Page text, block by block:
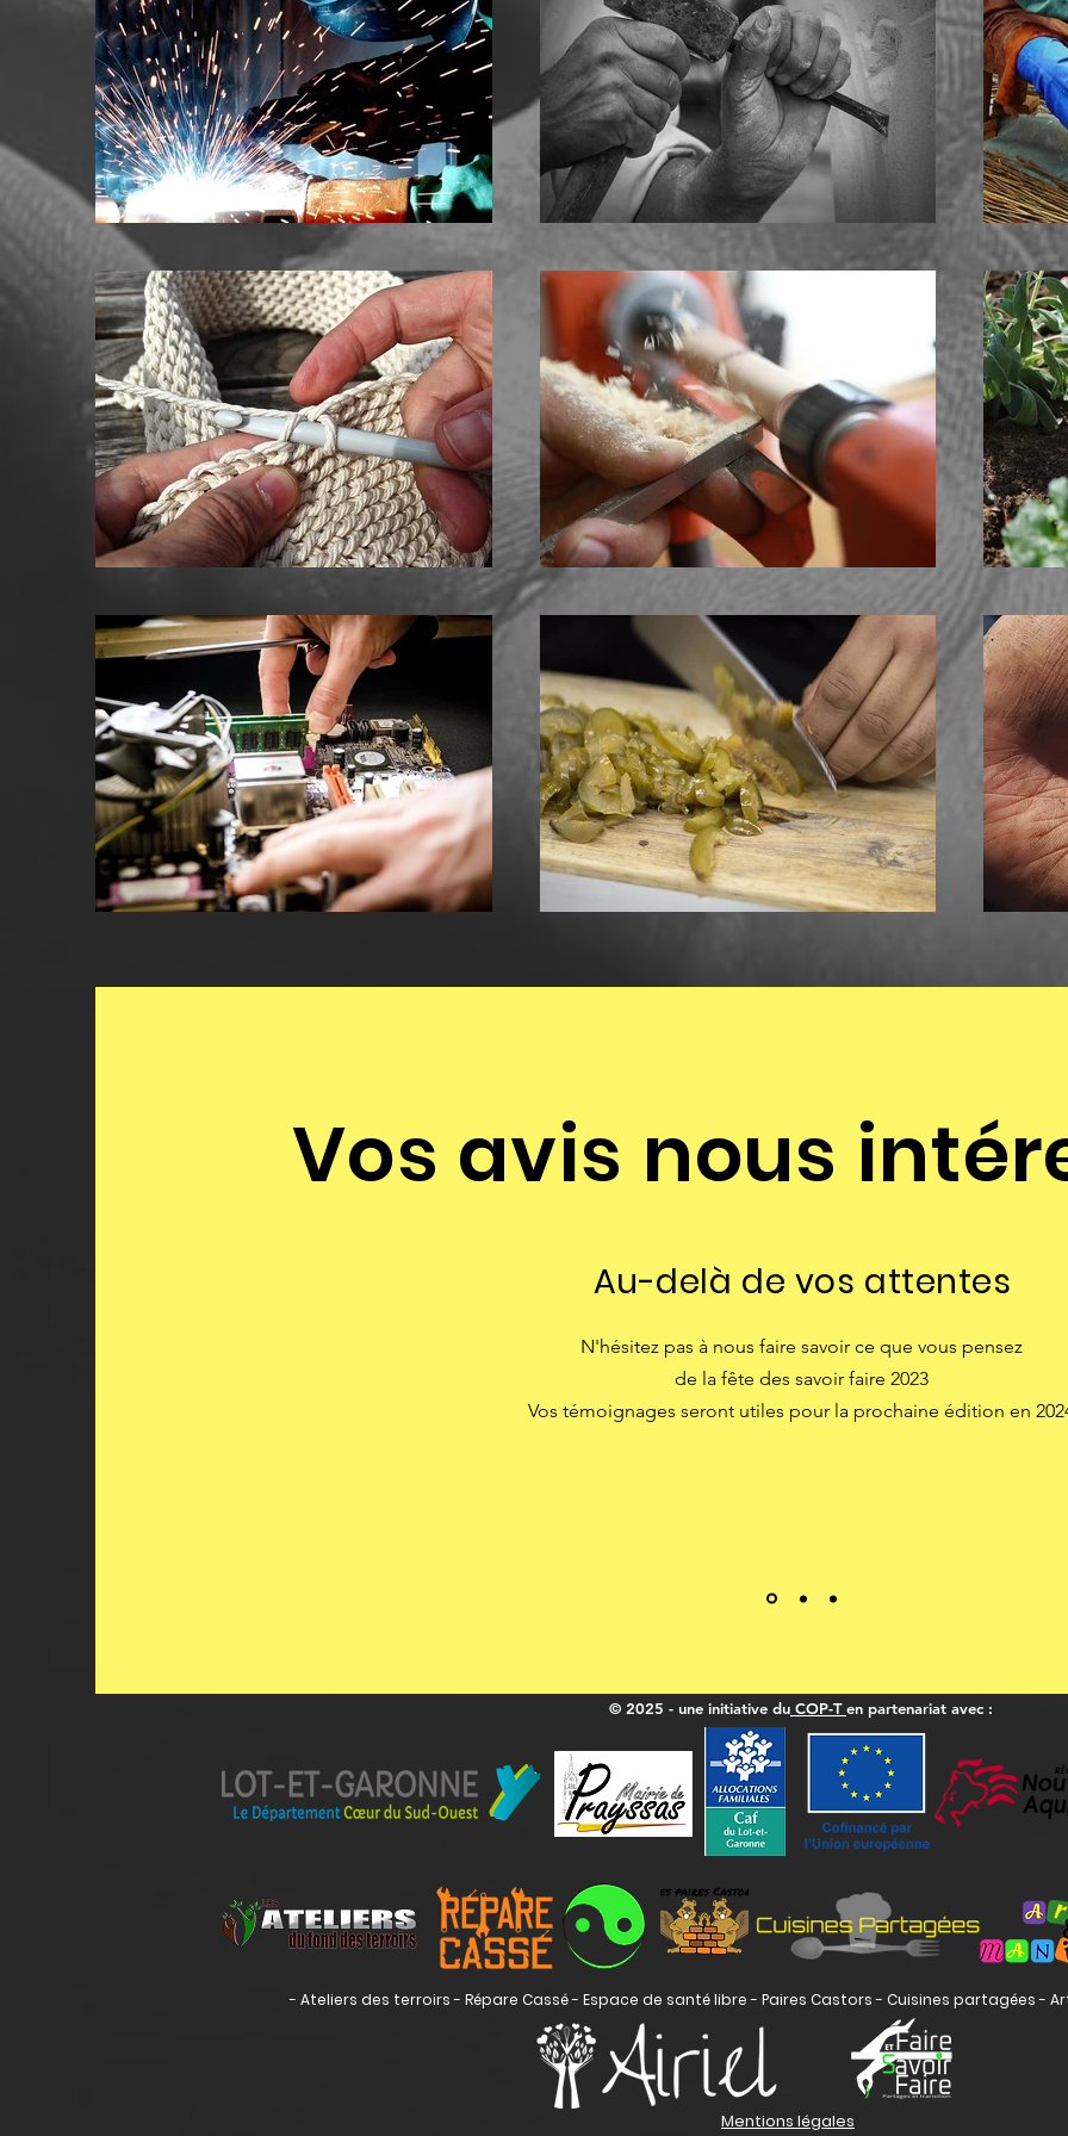
Vos avis nous
Au-delà de vos attentes
N'hésitez pas à nous faire savoir ce que vous pensez
de la fête des savoir faire 2023
Vos témoignages seront utiles pour la prochaine édition en
© 2025 - une initiative du COP-Ten partenariat avec :
- Ateliers des terroirs - Répare Cassé - Espace de santé libre - Paires Castors - Cuisines partagées -
Mentions légales